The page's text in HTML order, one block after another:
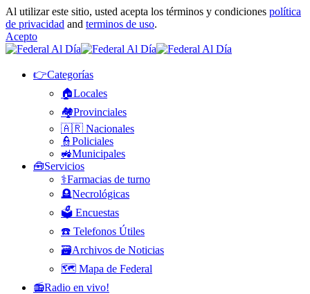
Al utilizar este sitio, usted acepta los términos y condiciones política
de privacidad and terminos de uso.
Acepto
👉Categorías
🏠Locales
🏘️Provinciales
🇦🇷 Nacionales
👮Policiales
🚜Municipales
🧰Servicios
⚕️Farmacias de turno
🪦Necrológicas
🗳️ Encuestas
☎️ Telefonos Útiles
🗃️Archivos de Noticias
🗺️ Mapa de Federal
📻Radio en vivo!